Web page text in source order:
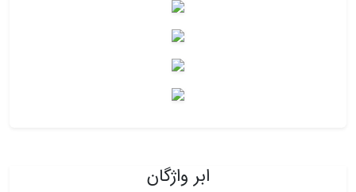
ابر واژگان